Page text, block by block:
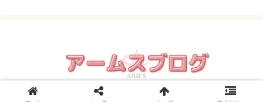
© 2008 アームスブログ